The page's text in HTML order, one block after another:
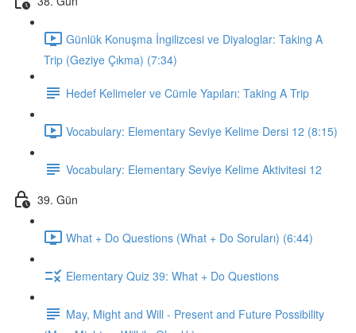
Günlük Konuşma İngilizcesi ve Diyaloglar: Taking A
Trip (Geziye Çıkma) (7:34)
Hedef Kelimeler ve Cümle Yapıları: Taking A Trip
Vocabulary: Elementary Seviye Kelime Dersi 12 (8:15)
Vocabulary: Elementary Seviye Kelime Aktivitesi 12
39. Gün
What + Do Questions (What + Do Soruları) (6:44)
Elementary Quiz 39: What + Do Questions
May, Might and Will - Present and Future Possibility